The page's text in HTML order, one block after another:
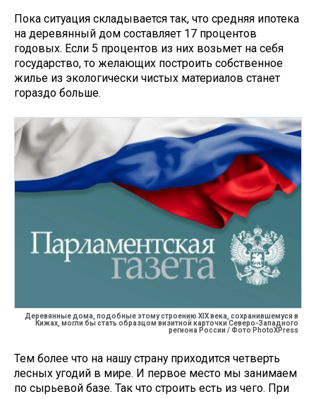
Пока ситуация складывается так, что средняя ипотека
на деревянный дом составляет 17 процентов
годовых. Если 5 процентов из них возьмет на себя
государство, то желающих построить собственное
жилье из экологически чистых материалов станет
гораздо больше.
Деревянные дома, подобные этому строению XIX века, сохранившемуся в
Кижах, могли бы стать образцом визитной карточки Северо-Западного
региона России / Фото PhotoXPress
Тем более что на нашу страну приходится четверть
лесных угодий в мире. И первое место мы занимаем
по сырьевой базе. Так что строить есть из чего. При